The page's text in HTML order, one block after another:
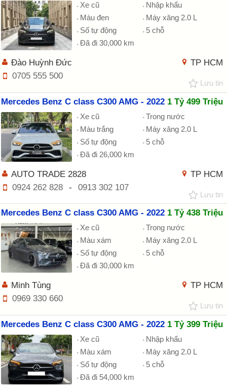
Xe cũ
Nhập khẩu
Màu đen
Máy xăng 2.0 L
Số tự động
5 chỗ
Đã đi 30,000 km
TP HCM
Đào Huỳnh Đức
0705 555 500
Lưu tin
Mercedes Benz C class C300 AMG - 2022 1 Tỷ 499 Triệu
Xe cũ
Trong nước
Màu trắng
Máy xăng 2.0 L
Số tự động
5 chỗ
Đã đi 26,000 km
TP HCM
AUTO TRADE 2828
0924 262 828
- 0913 302 107
Lưu tin
Mercedes Benz C class C300 AMG - 2022 1 Tỷ 438 Triệu
Xe cũ
Trong nước
Màu xám
Máy xăng 2.0 L
Số tự động
5 chỗ
Đã đi 30,000 km
TP HCM
Minh Tùng
0969 330 660
Lưu tin
Mercedes Benz C class C300 AMG - 2022 1 Tỷ 399 Triệu
Xe cũ
Nhập khẩu
Màu xám
Máy xăng 2.0 L
Số tự động
5 chỗ
Đã đi 54,000 km